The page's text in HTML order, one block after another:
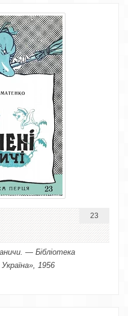
23
— Бібліотека
1956